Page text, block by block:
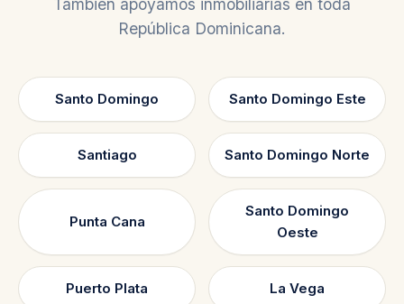
También apoyamos inmobiliarias en toda
República Dominicana.
Santo Domingo Santo Domingo Este
Santiago Santo Domingo Norte
Punta Cana
Santo Domingo
Oeste
Puerto Plata La Vega